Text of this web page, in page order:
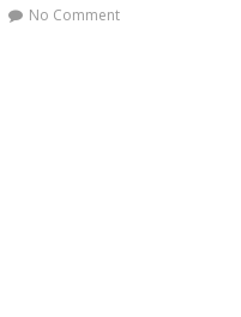
No Comment